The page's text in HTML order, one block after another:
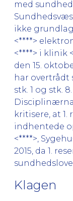
med
ikke
<****>
<****> i klinik
den 15.
har overtrådt
stk. 1 og stk.
kritisere, at
indhentede
<****>,
2015, da 1.
Klagen